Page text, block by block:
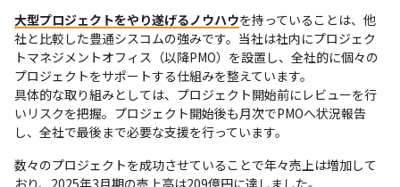
大型プロジェクトをやり遂げるノウハウを持っていることは、他
社と比較した豊通シスコムの強みです。当社は社内にプロジェク
トマネジメントオフィス（以降PMO）を設置し、全社的に個々の
プロジェクトをサポートする仕組みを整えています。
具体的な取り組みとしては、プロジェクト開始前にレビューを行
いリスクを把握。プロジェクト開始後も月次でPMOへ状況報告
し、全社で最後まで必要な支援を行っています。
数々のプロジェクトを成功させていることで年々売上は増加して